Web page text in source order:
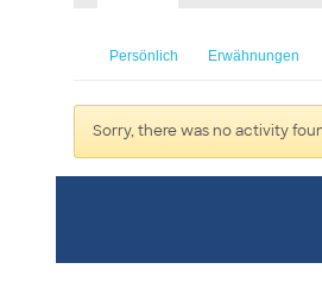
Persönlich Erwähnungen
Sorry, there was no activity